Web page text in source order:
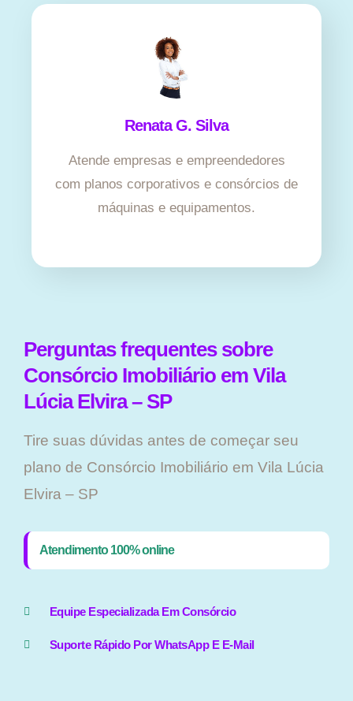
Renata G. Silva
Atende empresas e empreendedores
com planos corporativos e consórcios de
máquinas e equipamentos.
Perguntas frequentes sobre
Consórcio Imobiliário em Vila
Lúcia Elvira – SP
Tire suas dúvidas antes de começar seu
plano ​de Consórcio Imobiliário em Vila Lúcia
Elvira – SP
Atendimento 100% online
Equipe Especializada Em Consórcio
Suporte Rápido Por WhatsApp E E-Mail